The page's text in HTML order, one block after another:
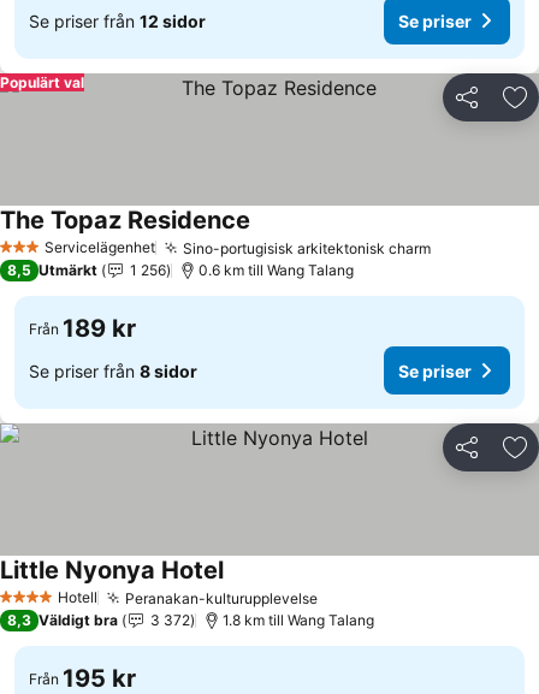
Se priser från 12 sidor Se priser
Dela
Populärt val
3 StjärnorServicelägenhet Sino-portugisisk arkitektonisk charm
The Topaz Residence
8,5 Utmärkt 1 256 0.6 km till Wang Talang
Från 189 kr
Se priser från 8 sidor Se priser
Dela
4 StjärnorHotell Peranakan-kulturupplevelse
Little Nyonya Hotel
8,3 Väldigt bra 3 372 1.8 km till Wang Talang
Från 195 kr